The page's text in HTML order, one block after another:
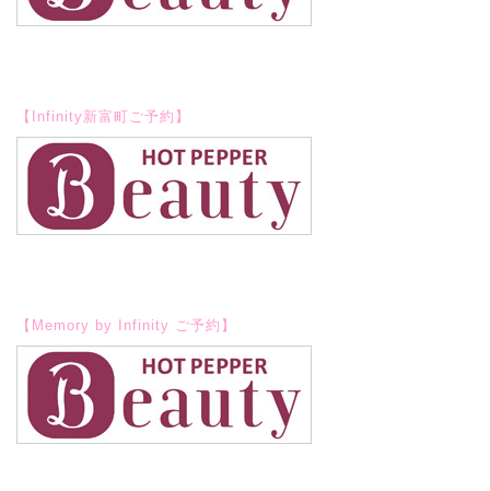
【Infinity新富町ご予約】
【Memory by Infinity ご予約】